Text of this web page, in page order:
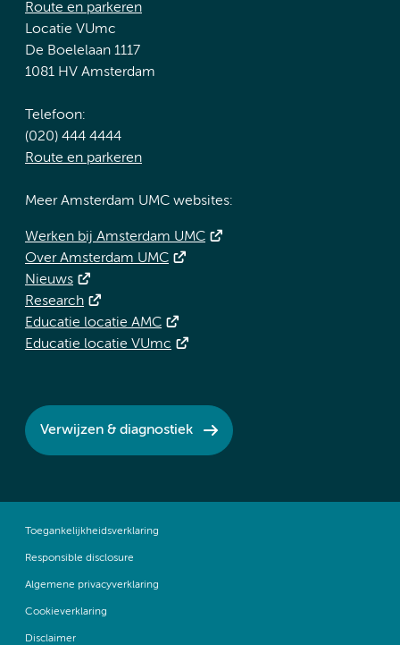
Route en parkeren
Locatie VUmc
De Boelelaan 1117
1081 HV Amsterdam
Telefoon:
(020) 444 4444
Route en parkeren
Meer Amsterdam UMC websites:
Werken bij Amsterdam UMC
Over Amsterdam UMC
Nieuws
Research
Educatie locatie AMC
Educatie locatie VUmc
Verwijzen & diagnostiek
Toegankelijkheidsverklaring
Responsible disclosure
Algemene privacyverklaring
Cookieverklaring
Disclaimer